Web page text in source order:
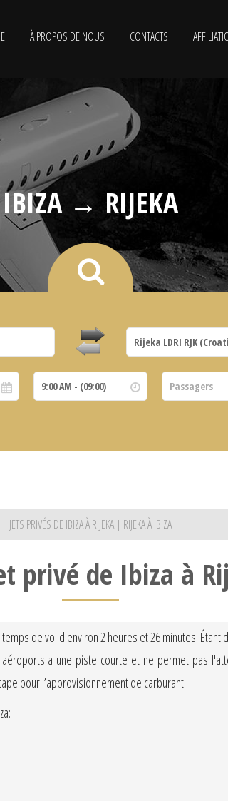
À PROPOS DE NOUS CONTACTS
IBIZA → RIJEKA
JETS PRIVÉS DE IBIZA À RIJEKA | RIJEKA À IBIZA
privé de Ibiza à
de vol d'environ 2 heures et 26 minutes.
a une piste courte et ne permet pas
pour l’approvisionnement de carburant.